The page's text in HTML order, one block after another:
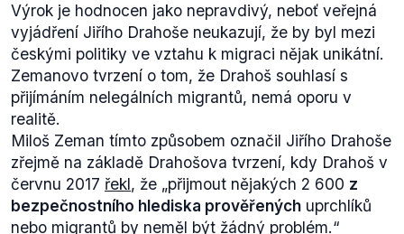
veřejností, onen prostý fakt, že procento
dementních mezi námi je o něco nižší, než je
průměr, tento fakt zakládá moji důvěru k tomuto
parlamentu. Proto bych chtěl varovat před
nekritickým spoléháním na referendum. Proto bych
si přál, aby tento i budoucí parlament byl natolik
inteligentní, aby k referendu - pokud možno -
nemuselo dojít.“
Z tohoto výroku plyne, že Zeman jednoznačně
uváděl, že referendum není žádoucí z důvodu, že
Výrok je hodnocen jako nepravdivý, neboť veřejná
vyjádření Jiřího Drahoše neukazují, že by byl mezi
českými politiky ve vztahu k migraci nějak unikátní.
Zemanovo tvrzení o tom, že Drahoš souhlasí s
přijímáním nelegálních migrantů, nemá oporu v
realitě.
Miloš Zeman tímto způsobem označil Jiřího Drahoše
zřejmě na základě Drahošova tvrzení, kdy Drahoš v
červnu 2017 řekl, že „přijmout nějakých 2 600 z
bezpečnostního hlediska prověřených uprchlíků
nebo migrantů by neměl být žádný problém.“